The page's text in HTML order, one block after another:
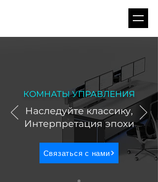
КОМНАТЫ УПРАВЛЕНИЯ
Наследуйте классику,
Интерпретация эпохи
Связаться с нами